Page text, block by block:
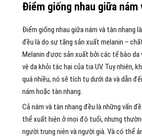
Điểm giống nhau giữa nám
Điểm giống nhau giữa nám và tàn nhang
đều là do sự tăng sản xuất melanin –
Melanin được sản xuất bởi các tế bào da
vệ da khỏi tác hại của tia UV. Tuy nhiên,
quá nhiều, nó sẽ tích tụ dưới da và dẫn
nám hoặc tàn nhang.
Cả nám và tàn nhang đều là những vấn
thể xuất hiện ở mọi độ tuổi, nhưng
người trung niên và người già. Và có thể